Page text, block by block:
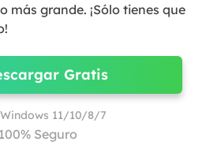
más grande. ¡Sólo tienes que
Gratis
11/10/8/7
100% Seguro